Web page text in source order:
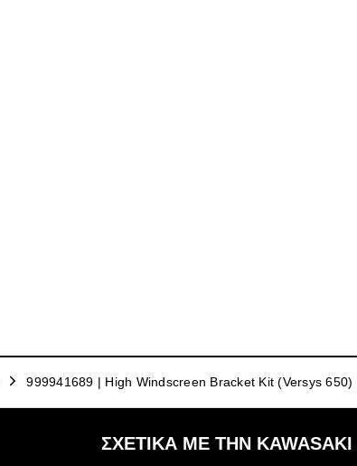
999941689 | High Windscreen Bracket Kit (Versys 650)
ΣΧΕΤΙΚΆ ΜΕ ΤΗΝ KAWASAKI